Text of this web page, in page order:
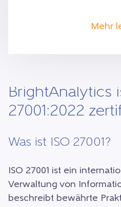
Mehr
BrightAnalytics
27001:2022
Was ist ISO 27001?
ISO 27001 ist ein
Verwaltung von
beschreibt bewährte